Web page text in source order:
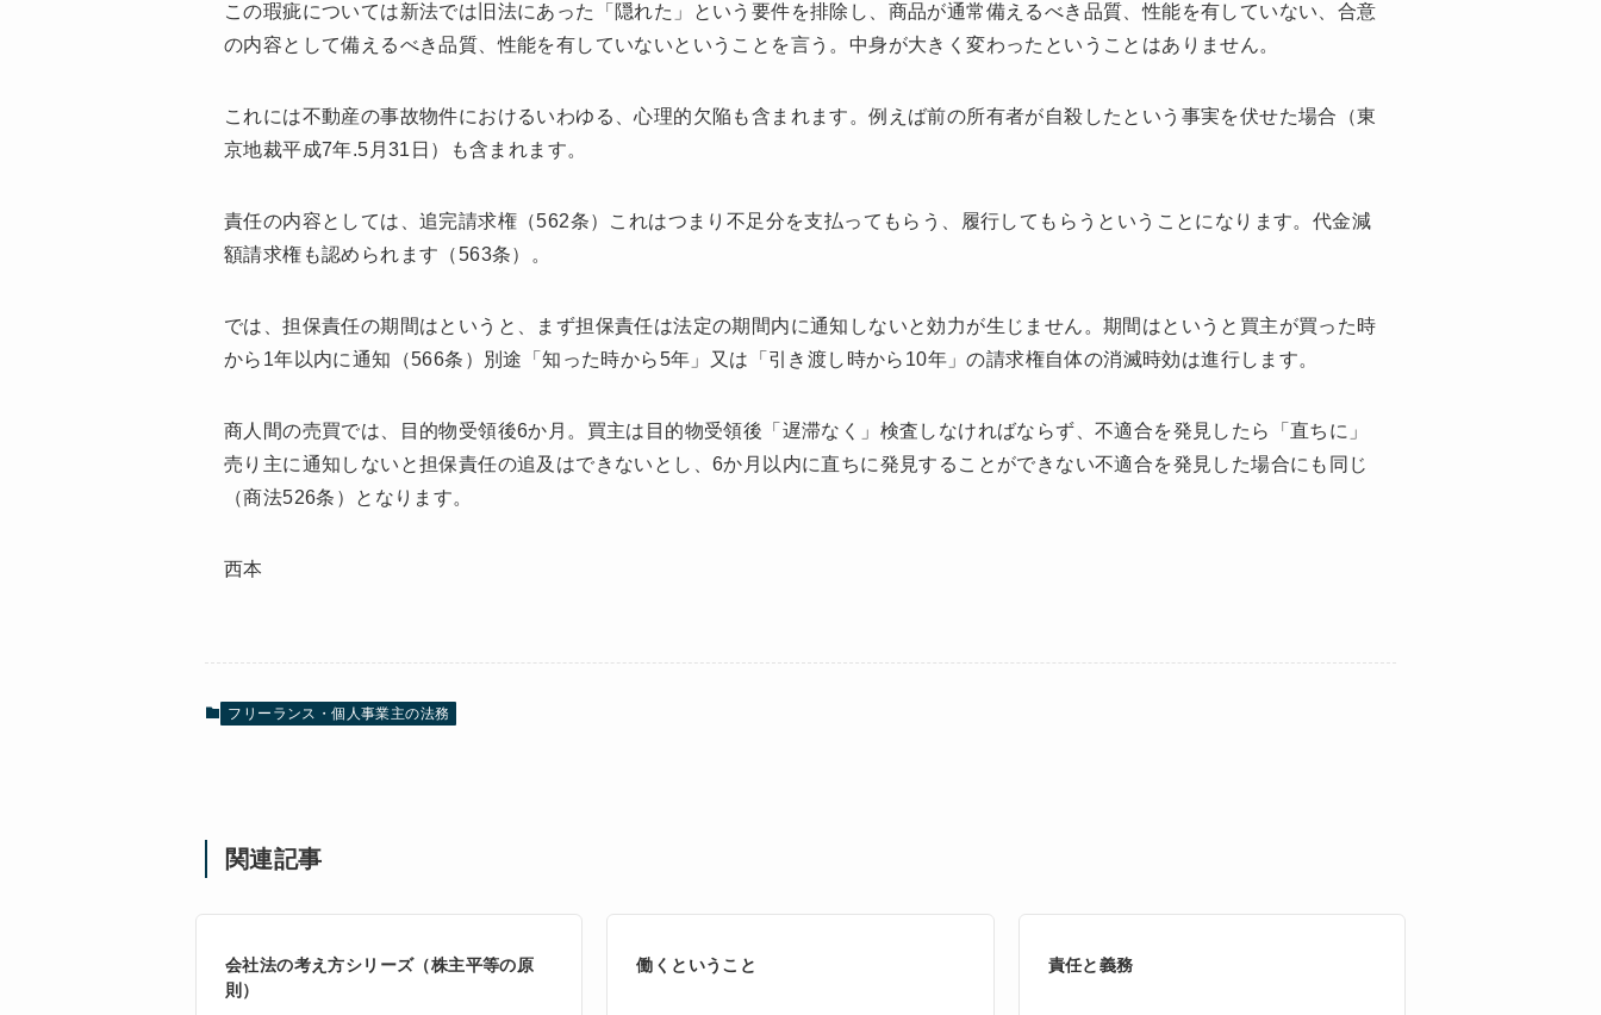
この瑕疵については新法では旧法にあった「隠れた」という要件を排除し、商品が通常備えるべき品質、性能を有していない、合意
の内容として備えるべき品質、性能を有していないということを言う。中身が大きく変わったということはありません。
これには不動産の事故物件におけるいわゆる、心理的欠陥も含まれます。例えば前の所有者が自殺したという事実を伏せた場合（東
京地裁平成7年.5月31日）も含まれます。
責任の内容としては、追完請求権（562条）これはつまり不足分を支払ってもらう、履行してもらうということになります。代金減
額請求権も認められます（563条）。
では、担保責任の期間はというと、まず担保責任は法定の期間内に通知しないと効力が生じません。期間はというと買主が買った時
から1年以内に通知（566条）別途「知った時から5年」又は「引き渡し時から10年」の請求権自体の消滅時効は進行します。
商人間の売買では、目的物受領後6か月。買主は目的物受領後「遅滞なく」検査しなければならず、不適合を発見したら「直ちに」
売り主に通知しないと担保責任の追及はできないとし、6か月以内に直ちに発見することができない不適合を発見した場合にも同じ
（商法526条）となります。
西本
フリーランス・個人事業主の法務
関連記事
会社法の考え方シリーズ（株主平等の原
則）
働くということ 責任と義務